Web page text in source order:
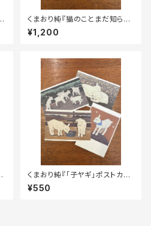
くまおり純『猫のことまだ知らな
い』
¥1,200
くまおり純『「子ヤギ」ポストカー
ドセット』
¥550